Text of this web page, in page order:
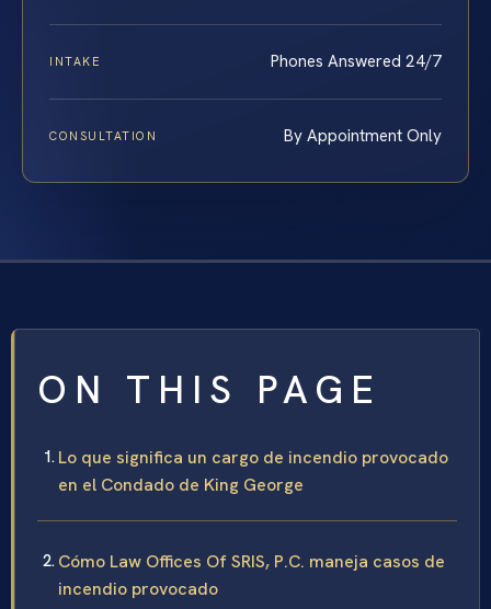
INTAKE Phones Answered 24/7
CONSULTATION By Appointment Only
ON THIS PAGE
Lo que significa un cargo de incendio provocado
en el Condado de King George
Cómo Law Offices Of SRIS, P.C. maneja casos de
incendio provocado